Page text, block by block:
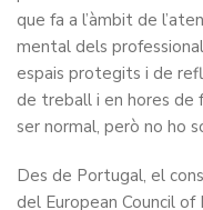
que fa a l’àmbit de
mental dels
espais protegits i de
de treball i en hores de
ser normal, però no ho
Des de Portugal, el
del European Council